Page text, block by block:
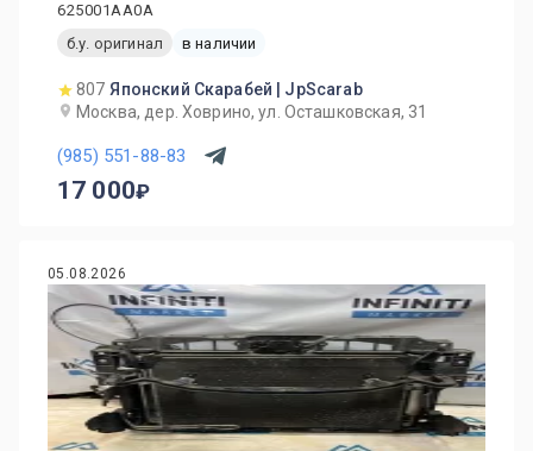
625001AA0A
б.у. оригинал
в наличии
807 Японский Скарабей | JpScarab
Москва, дер. Ховрино, ул. Осташковская, 31
(985) 551-88-83
17 000
05.08.2026